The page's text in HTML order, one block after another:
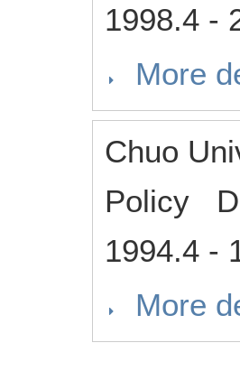
1998.4 -
More
Chuo
Policy
1994.4 -
More